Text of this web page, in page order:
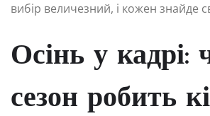
вибір величезний, і кожен знайде
Осінь у кадрі:
сезон робить